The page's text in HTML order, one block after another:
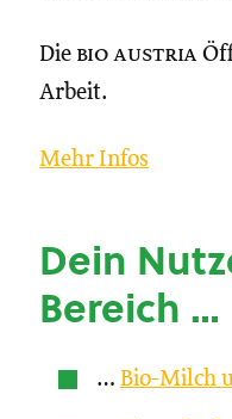
Die bio austria
Arbeit.
Mehr Infos
Dein
Bereich …
… Bio-Milch